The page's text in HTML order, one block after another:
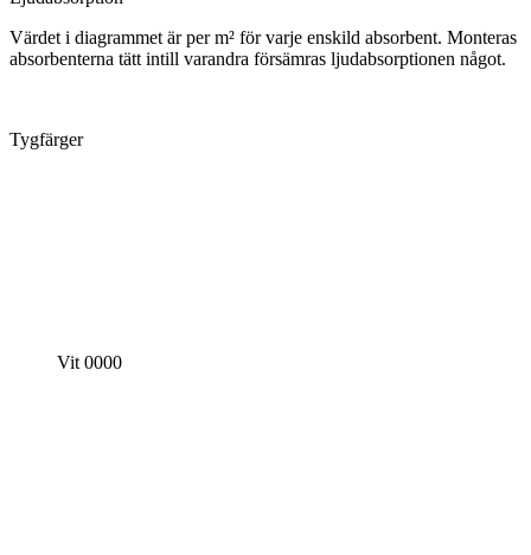
Värdet i diagrammet är per m² för varje enskild absorbent. Monteras
absorbenterna tätt intill varandra försämras ljudabsorptionen något.
Tygfärger
Vit 0000